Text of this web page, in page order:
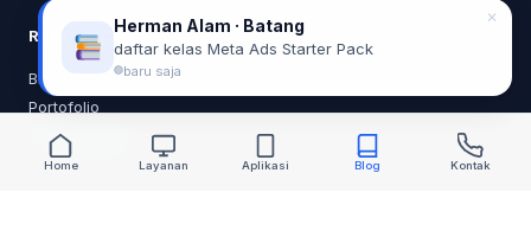
RESOURCES
Blog
Portofolio
Tentang Saya
Home Layanan Aplikasi Blog Kontak
Herman Alam · Batang
daftar kelas Meta Ads Starter Pack
baru saja
✕